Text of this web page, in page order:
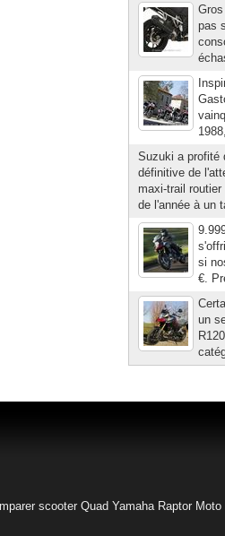
pas
Suzuki a profité
définitive de
maxi-trail
de l'année à un
si
€.
un
scooter Quad Yamaha Raptor